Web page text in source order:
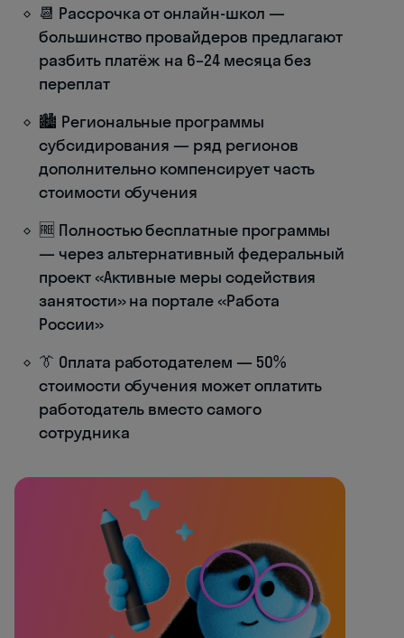
📆 Рассрочка от онлайн-школ —
большинство провайдеров предлагают
разбить платёж на 6–24 месяца без
переплат
🏙️ Региональные программы
субсидирования — ряд регионов
дополнительно компенсирует часть
стоимости обучения
🆓 Полностью бесплатные программы
— через альтернативный федеральный
проект «Активные меры содействия
занятости» на портале «Работа
России»
👔 Оплата работодателем — 50%
стоимости обучения может оплатить
работодатель вместо самого
сотрудника